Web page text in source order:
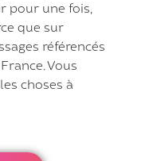
pour une fois,
que sur
référencés
Vous
choses à